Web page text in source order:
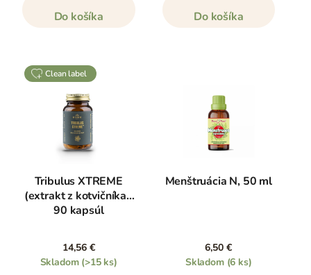
Do košíka Do košíka
clean label
Tribulus XTREME
(extrakt z kotvičníka),
90 kapsúl
14,56 €
Skladom (>15 ks)
Menštruácia N, 50 ml
6,50 €
Skladom (6 ks)